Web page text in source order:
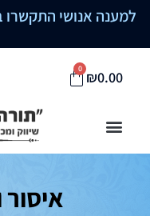
למענה אנושי התקשרו בשעות 09:00-
₪0.00
0